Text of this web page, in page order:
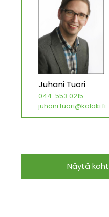
Juhani Tuori
044-553 0215
juhani.tuori@kalaki.fi
Näytä